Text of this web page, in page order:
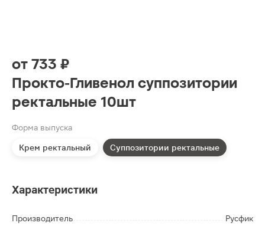
от 733 ₽
Прокто-Гливенол суппозитории
ректальные 10шт
Форма выпуска
Крем ректальный Суппозитории ректальные
Характеристики
Производитель
Русфик